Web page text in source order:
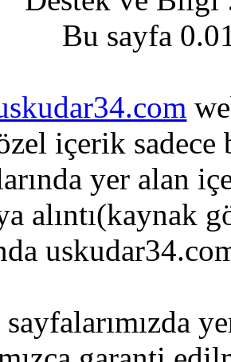
Bu sayfa
içerik sadece
yer alan
alıntı(kaynak
sayfalarımızda